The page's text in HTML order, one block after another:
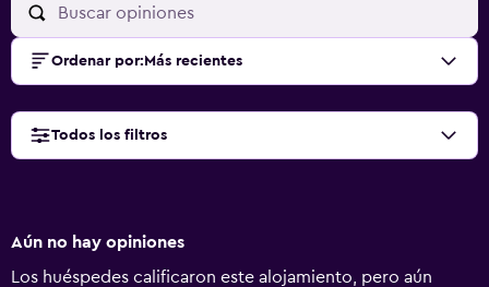
Ordenar por: Más recientes
Todos los filtros
Aún no hay opiniones
Los huéspedes calificaron este alojamiento, pero aún